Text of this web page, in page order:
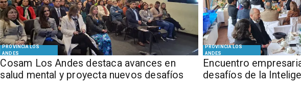
PROVINCIA LOS
ANDES
Cosam Los Andes destaca avances en
salud mental y proyecta nuevos desafíos
PROVINCIA LOS
ANDES
Encuentro
desafíos de la